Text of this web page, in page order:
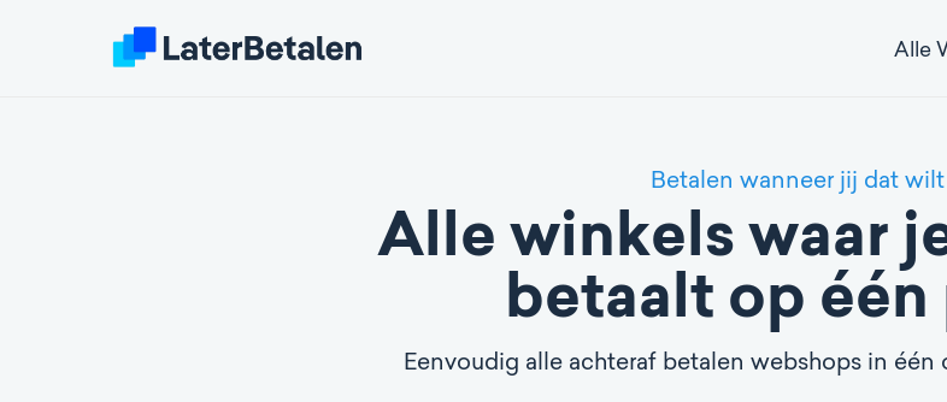
Alle
Betalen wanneer jij dat wilt
Alle winkels waar
betaalt op
Eenvoudig alle achteraf betalen webshops in één